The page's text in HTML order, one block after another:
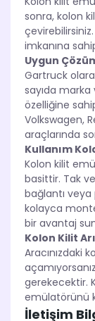
sonra, kolon
çevirebilirsiniz.
imkanına
Uygun
Gartruck
sayıda
özelliğine
Volkswagen,
araçlarında
Kullanım
Kolon kilit
basittir. Tak
bağlantı
kolayca
bir avantaj
Kolon Kilit
Aracınızdaki
gerekecektir.
emülatörünü
İletişim